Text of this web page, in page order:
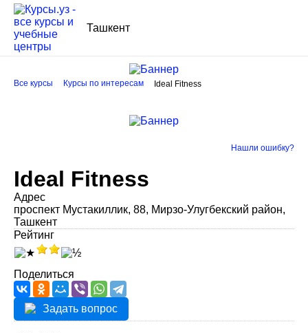
Ташкент
Все курсы Курсы по интересам Ideal Fitness
Нашли ошибку?
Ideal Fitness
Адрес
проспект Мустакиллик, 88, Мирзо-Улугбекский район,
Ташкент
Рейтинг
Поделиться
Задать вопрос